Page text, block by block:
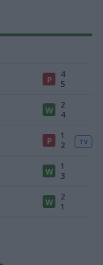
P
4
5
W
2
4
P
1
2
TV
W
1
3
W
2
1